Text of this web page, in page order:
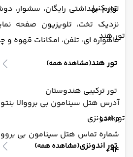
تور کنیا
تور هند
تور هند(مشاهده همه)
تور ترکیبی هندوستان
تور اندونزی
تور اندونزی(مشاهده همه)
لوازم بهداشتی رایگان، سشوار،
نزدیک تخت، تلویزیون صفحه
ماهواره ای، تلفن، امکانات قهوه و
Lanka
94+